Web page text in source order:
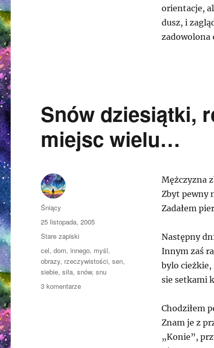
orientacje,
dusz, i
zadowolona
Snów dziesiątki,
miejsc wielu…
Mężczyzna
Zbyt pewny
Zadałem
Następny
Innym zaś
bylo cieżkie,
sie setkami
Chodziłem
Znam je z
„Konie”,
Autor
Śniący
Opublikowano
25 listopada, 2005
Kategorie
Stare zapiski
Tagi
cel,dom,innego, myśl,
obrazy, rzeczywistości,sen,
siebie,siła,snów,snu
3 komentarzedo